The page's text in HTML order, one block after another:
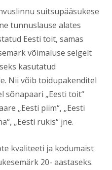
suitsupääsukese
tunnuslause alates
Eesti toit, samas
võimaluse selgelt
kasutatud
Nii võib toidupakenditel
sõnapaari „Eesti toit“
„Eesti piim“, „Eesti
„Eesti rukis“ jne.
kvaliteeti ja kodumaist
20- aastaseks.